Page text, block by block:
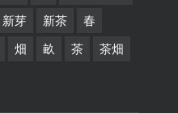
新芽 新茶 春
畑 畝 茶 茶畑